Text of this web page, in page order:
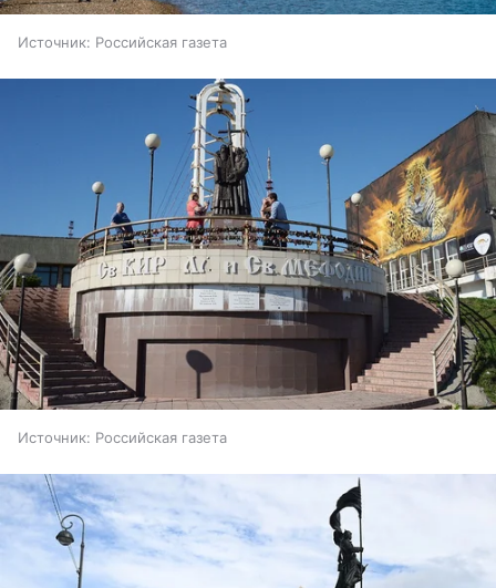
Источник: Российская газета
Источник: Российская газета